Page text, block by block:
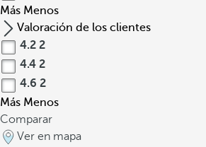
Más Menos
Valoración de los clientes
4.2 2
4.4 2
4.6 2
Más Menos
Comparar
Ver en mapa